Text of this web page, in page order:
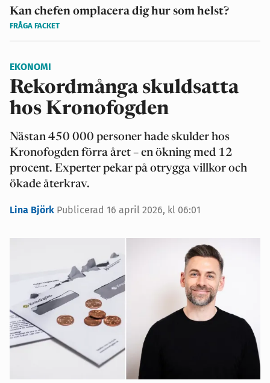
Kan chefen omplacera dig hur som helst?
FRÅGA FACKET
EKONOMI
Rekordmånga skuldsatta
hos Kronofogden
Nästan 450 000 personer hade skulder hos
Kronofogden förra året – en ökning med 12
procent. Experter pekar på otrygga villkor och
ökade återkrav.
Lina Björk Publicerad 16 april 2026, kl 06:01